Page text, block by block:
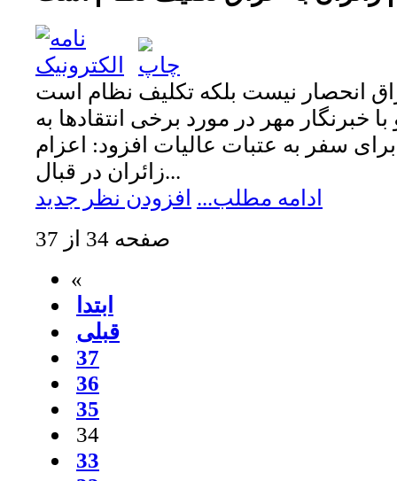
انحصار نیست بلکه تکلیف نظام است
خبرنگار مهر در مورد برخی انتقادها به
سفر به عتبات عالیات افزود: اعزام
زائران در قبال...
ادامه مطلب... افزودن نظر جدید
صفحه 34 از 37
«
ابتدا
قبلی
37
36
35
34
33